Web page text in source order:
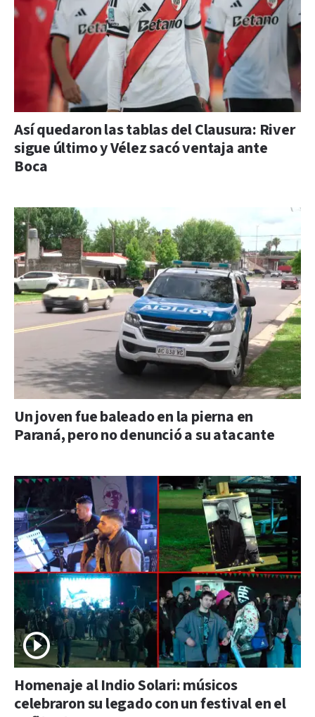
Así quedaron las tablas del Clausura: River
sigue último y Vélez sacó ventaja ante
Boca
Un joven fue baleado en la pierna en
Paraná, pero no denunció a su atacante
Homenaje al Indio Solari: músicos
celebraron su legado con un festival en el